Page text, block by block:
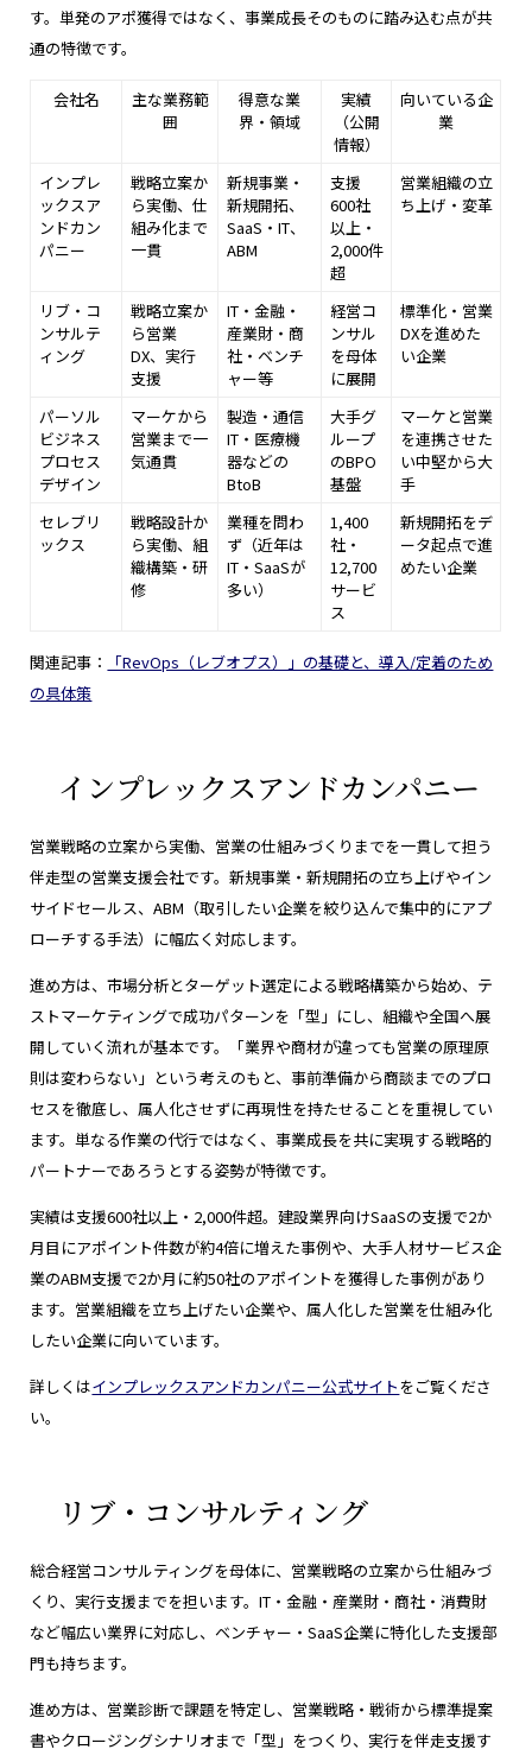
す。単発のアポ獲得ではなく、事業成長そのものに踏み込む点が共
通の特徴です。
会社名
主な業務範
囲
得意な業
界・領域
実績
（公開
情報）
向いている企
業
インプレ
ックスア
ンドカン
パニー
戦略立案か
ら実働、仕
組み化まで
一貫
新規事業・
新規開拓、
SaaS・IT、
ABM
支援
600社
以上・
2,000件
超
営業組織の立
ち上げ・変革
リブ・コ
ンサルテ
ィング
戦略立案か
ら営業
DX、実行
支援
IT・金融・
産業財・商
社・ベンチ
ャー等
経営コ
ンサル
を母体
に展開
標準化・営業
DXを進めた
い企業
パーソル
ビジネス
プロセス
デザイン
マーケから
営業まで一
気通貫
製造・通信
IT・医療機
器などの
BtoB
大手グ
ループ
のBPO
基盤
マーケと営業
を連携させた
い中堅から大
手
セレブリ
ックス
戦略設計か
ら実働、組
織構築・研
修
業種を問わ
ず（近年は
IT・SaaSが
多い）
1,400
社・
12,700
サービ
ス
新規開拓をデ
ータ起点で進
めたい企業
関連記事：
「RevOps（レブオプス）」の基礎と、導入/定着のため
の具体策
インプレックスアンドカンパニー
営業戦略の立案から実働、営業の仕組みづくりまでを一貫して担う
伴走型の営業支援会社です。新規事業・新規開拓の立ち上げやイン
サイドセールス、ABM（取引したい企業を絞り込んで集中的にアプ
ローチする手法）に幅広く対応します。
進め方は、市場分析とターゲット選定による戦略構築から始め、テ
ストマーケティングで成功パターンを「型」にし、組織や全国へ展
開していく流れが基本です。「業界や商材が違っても営業の原理原
則は変わらない」という考えのもと、事前準備から商談までのプロ
セスを徹底し、属人化させずに再現性を持たせることを重視してい
ます。単なる作業の代行ではなく、事業成長を共に実現する戦略的
パートナーであろうとする姿勢が特徴です。
実績は支援600社以上・2,000件超。建設業界向けSaaSの支援で2か
月目にアポイント件数が約4倍に増えた事例や、大手人材サービス企
業のABM支援で2か月に約50社のアポイントを獲得した事例があり
ます。営業組織を立ち上げたい企業や、属人化した営業を仕組み化
したい企業に向いています。
詳しくはインプレックスアンドカンパニー公式サイトをご覧くださ
い。
リブ・コンサルティング
総合経営コンサルティングを母体に、営業戦略の立案から仕組みづ
くり、実行支援までを担います。IT・金融・産業財・商社・消費財
など幅広い業界に対応し、ベンチャー・SaaS企業に特化した支援部
門も持ちます。
進め方は、営業診断で課題を特定し、営業戦略・戦術から標準提案
書やクロージングシナリオまで「型」をつくり、実行を伴走支援す